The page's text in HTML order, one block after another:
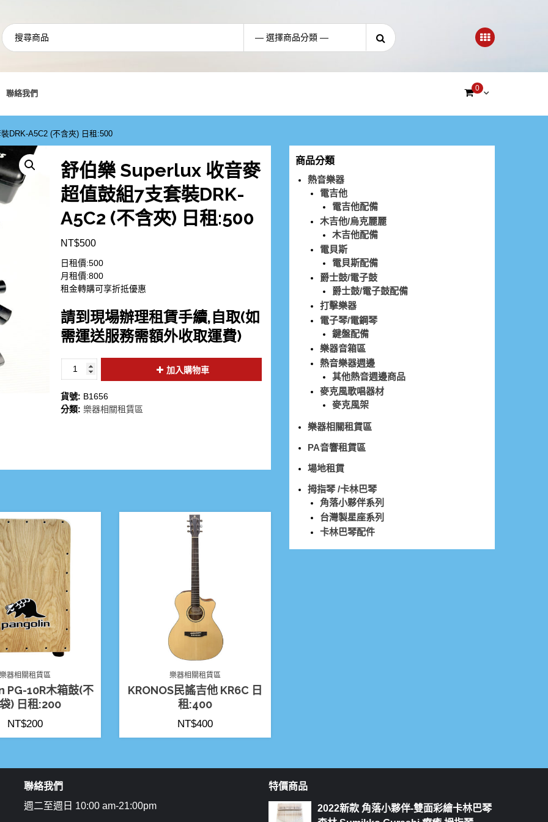
聯絡我們
0
DRK-A5C2 (不含夾) 日租:500
舒伯樂 Superlux 收音麥
超值鼓組7支套裝DRK-
A5C2 (不含夾) 日租:500
NT$500
日租價:500
月租價:800
租金轉購可享折抵優惠
請到現場辦理租賃手續,自取(如
需運送服務需額外收取運費)
加入購物車
貨號: B1656
分類:樂器相關租賃區
器相關租賃區
10R木箱鼓(不
) 日租:200
NT$200
樂器相關租賃區
KRONOS民謠吉他 KR6C 日
租:400
NT$400
商品分類
熱音樂器
電吉他
電吉他配備
木吉他/烏克麗麗
木吉他配備
電貝斯
電貝斯配備
爵士鼓/電子鼓
爵士鼓/電子鼓配備
打擊樂器
電子琴/電鋼琴
鍵盤配備
樂器音箱區
熱音樂器週邊
其他熱音週邊商品
麥克風歌唱器材
麥克風架
樂器相關租賃區
PA音響租賃區
場地租賃
拇指琴 /卡林巴琴
角落小夥伴系列
台灣製星座系列
卡林巴琴配件
聯絡我們
週二至週日 10:00 am-21:00pm
特價商品
2022新款 角落小夥伴-雙面彩繪卡林巴琴